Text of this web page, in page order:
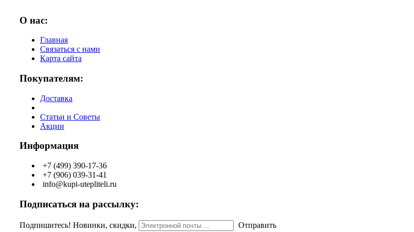
О нас:
Главная
Связаться с нами
Карта сайта
Покупателям:
Доставка
Статьи и Советы
Акции
Информация
+7 (499) 390-17-36
+7 (906) 039-31-41
info@kupi-utepliteli.ru
Подписаться на рассылку:
Подпишитесь! Новинки, скидки, Отправить